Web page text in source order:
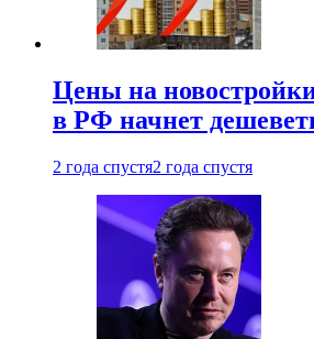
Цены на
в РФ начнет
2 года спустя2 года спустя